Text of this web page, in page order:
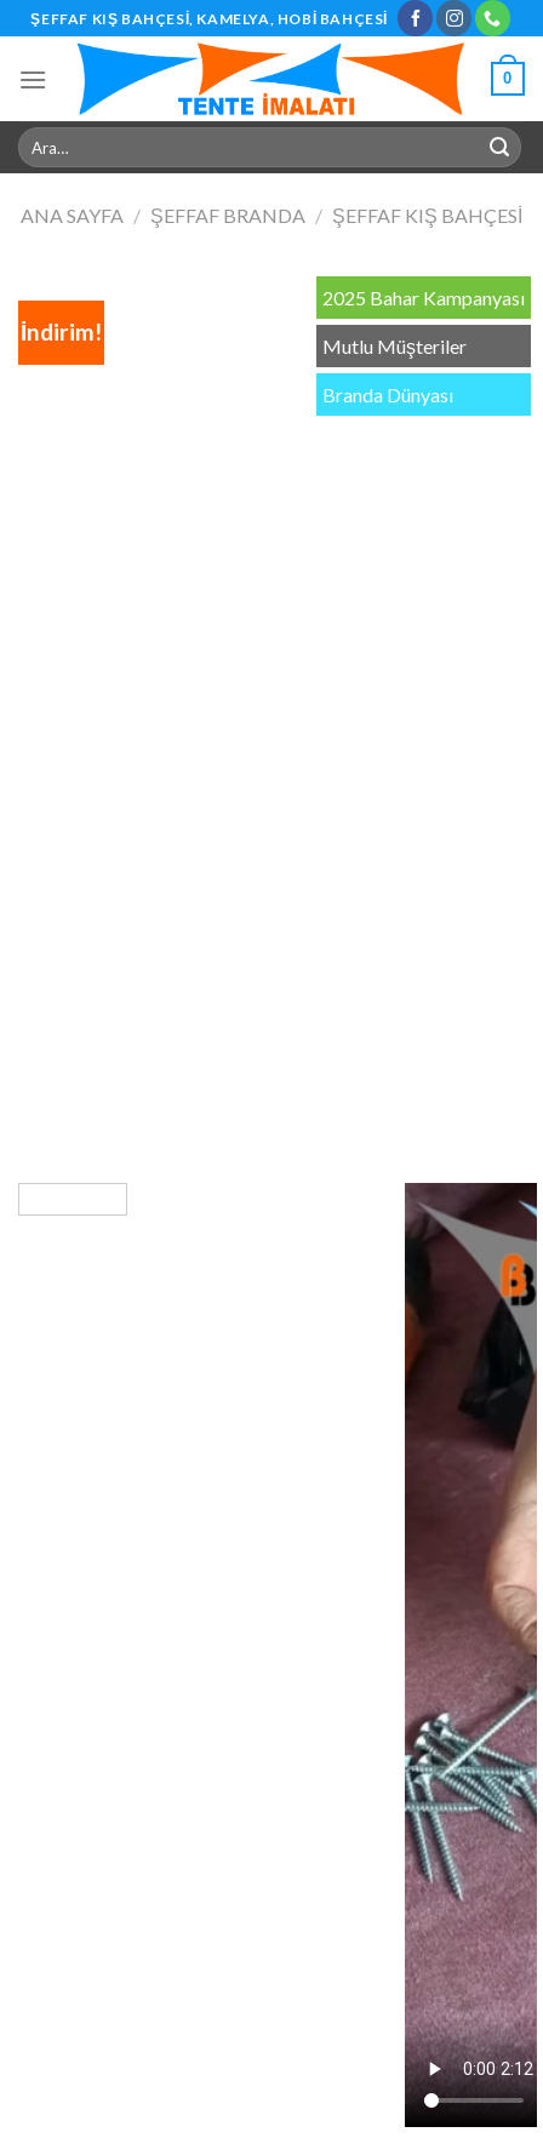
Skip
to
content
ŞEFFAF KIŞ BAHÇESI, KAMELYA, HOBI BAHÇESI
0
Ara:
ANA SAYFA / ŞEFFAF BRANDA / ŞEFFAF KIŞ BAHÇESI
2025 Bahar Kampanyası
Mutlu Müşteriler
Branda Dünyası
İndirim!